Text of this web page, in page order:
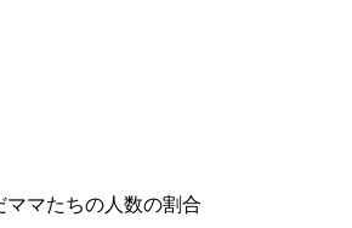
マたちの人数の割合